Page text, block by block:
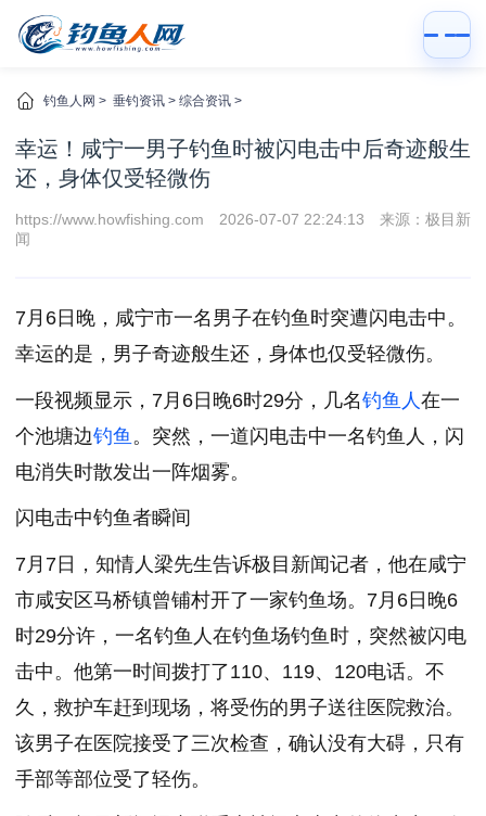
钓鱼人网 > 垂钓资讯 > 综合资讯 >
幸运！咸宁一男子钓鱼时被闪电击中后奇迹般生
还，身体仅受轻微伤
https://www.howfishing.com 2026-07-07 22:24:13
来源：极目新
闻
7月6日晚，咸宁市一名男子在钓鱼时突遭闪电击中。
幸运的是，男子奇迹般生还，身体也仅受轻微伤。
一段视频显示，7月6日晚6时29分，几名钓鱼人 在一
个池塘边钓鱼 。突然，一道闪电击中一名钓鱼人，闪
电消失时散发出一阵烟雾。
闪电击中钓鱼者瞬间
7月7日，知情人梁先生告诉极目新闻记者，他在咸宁
市咸安区马桥镇曾铺村开了一家钓鱼场。7月6日晚6
时29分许，一名钓鱼人在钓鱼场钓鱼时，突然被闪电
击中。他第一时间拨打了110、119、120电话。不
久，救护车赶到现场，将受伤的男子送往医院救治。
该男子在医院接受了三次检查，确认没有大碍，只有
手部等部位受了轻伤。